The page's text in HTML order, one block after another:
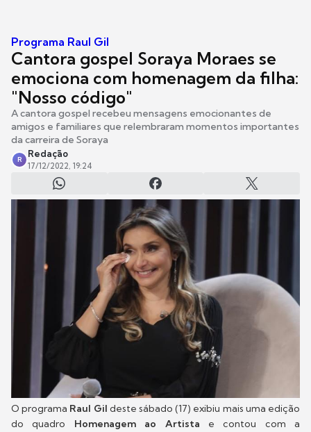
Programa Raul Gil
Cantora gospel Soraya Moraes se
emociona com homenagem da filha:
"Nosso código"
A cantora gospel recebeu mensagens emocionantes de
amigos e familiares que relembraram momentos importantes
da carreira de Soraya
R
Redação
17/12/2022, 19:24
O programa Raul Gil deste sábado (17) exibiu mais uma edição
do quadro Homenagem ao Artista e contou com a